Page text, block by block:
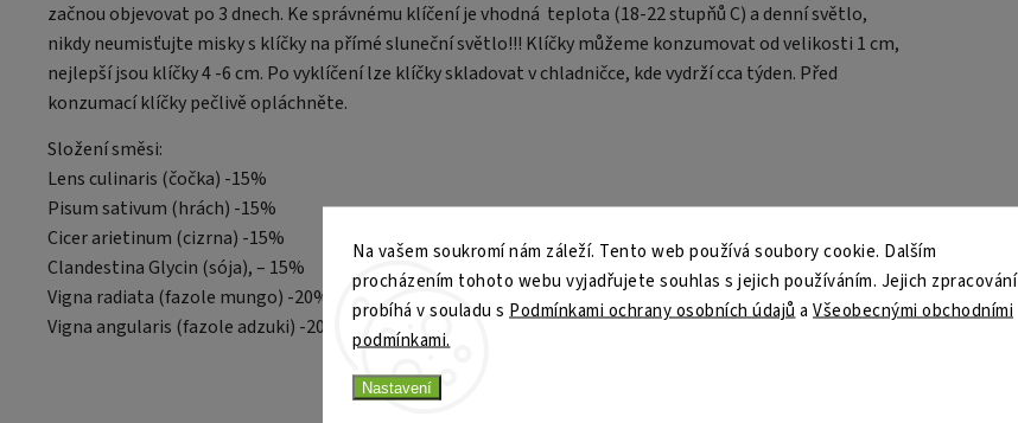
Na vašem soukromí nám záleží. Tento web používá soubory cookie. Dalším
procházením tohoto webu vyjadřujete souhlas s jejich používáním. Jejich zpracování
probíhá v souladu s Podmínkami ochrany osobních údajůa Všeobecnými obchodními
podmínkami.
Nastavení
začnou objevovat po 3 dnech. Ke správnému klíčení je vhodná teplota (18-22 stupňů C) a denní světlo,
nikdy neumisťujte misky s klíčky na přímé sluneční světlo!!! Klíčky můžeme konzumovat od velikosti 1 cm,
nejlepší jsou klíčky 4 -6 cm. Po vyklíčení lze klíčky skladovat v chladničce, kde vydrží cca týden. Před
konzumací klíčky pečlivě opláchněte.
Složení směsi:
Lens culinaris (čočka) -15%
Pisum sativum (hrách) -15%
Cicer arietinum (cizrna) -15%
Clandestina Glycin (sója), – 15%
Vigna radiata (fazole mungo) -20%
Vigna angularis (fazole adzuki) -20%